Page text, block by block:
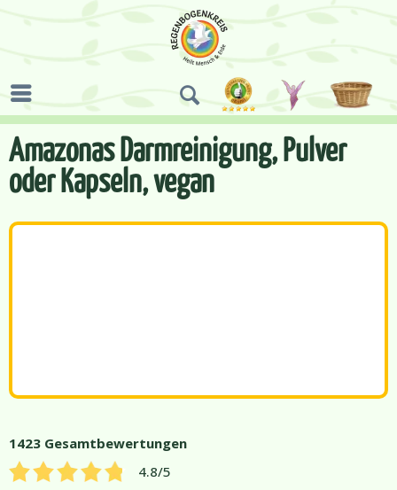
Amazonas Darmreinigung, Pulver
oder Kapseln, vegan
1423 Gesamtbewertungen
4.8/5